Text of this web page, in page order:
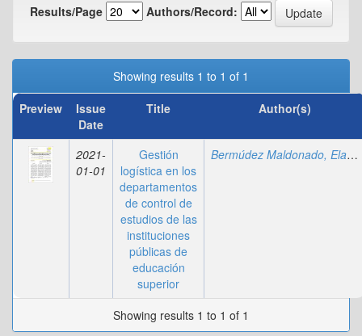
Results/Page
Authors/Record:
Showing results 1 to 1 of 1
Preview
Issue
Date
Title Author(s)
2021-
01-01
Gestión
logística en los
departamentos
de control de
estudios de las
instituciones
públicas de
educación
superior
Bermúdez Maldonado, Elaine Alejandra
Showing results 1 to 1 of 1